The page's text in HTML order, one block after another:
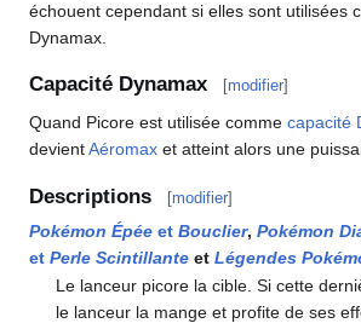
échouent cependant si elles sont utilisées
Dynamax.
Capacité Dynamax [modifier]
Quand Picore est utilisée comme capacité
devientAéromax et atteint alors une
Descriptions [modifier]
Pokémon Épée et Bouclier, Pokémon
et Perle Scintillante et Légendes
Le lanceur picore la cible. Si cette
le lanceur la mange et profite de ses